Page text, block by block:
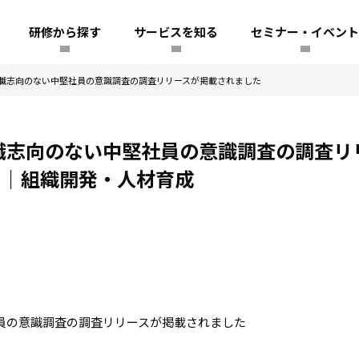
研修から探す サービスを知る セミナー・イベント
志向のない中堅社員の意識調査の調査リリースが掲載されました
向のない中堅社員の意識調査の調査リ
｜組織開発・人材育成
意識調査の調査リリースが掲載されました